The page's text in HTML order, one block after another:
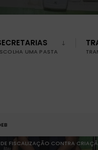
UMA PASTA
FISCALIZAÇÃO CONTRA